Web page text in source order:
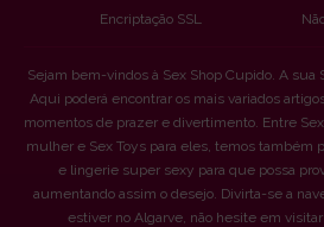
Encriptação SSL
Sejam bem-vindos à Sex Shop Cupido. A sua
Aqui poderá encontrar os mais variados
momentos de prazer e divertimento. Entre
mulher e Sex Toys para eles, temos também
e lingerie super sexy para que possa
aumentando assim o desejo. Divirta-se a
estiver no Algarve, não hesite em visitar